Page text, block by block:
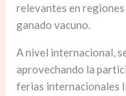
relevantes en regiones
ganado vacuno.
A nivel internacional,
aprovechando la
ferias internacionales